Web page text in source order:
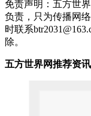
免责声明：五方世
负责，只为传播网
时联系
除。
五方世界网推荐资讯